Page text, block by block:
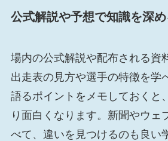
公式解説や予想で知識を深め
場内の公式解説や配布される資
出走表の見方や選手の特徴を学
語るポイントをメモしておくと
り面白くなります。新聞やウェ
べて、違いを見つけるのも良い